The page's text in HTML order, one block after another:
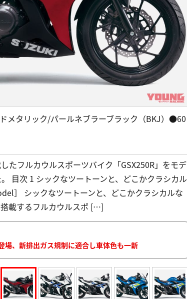
メタリック/パールネブラーブラック（BKJ）●60
たフルカウルスポーツバイク「GSX250R」をモデ
目次 1 シックなツートーンと、どこかクラシカル
］ シックなツートーンと、どこかクラシカルな
載するフルカウルスポ […]
、新排出ガス規制に適合し車体色も一新